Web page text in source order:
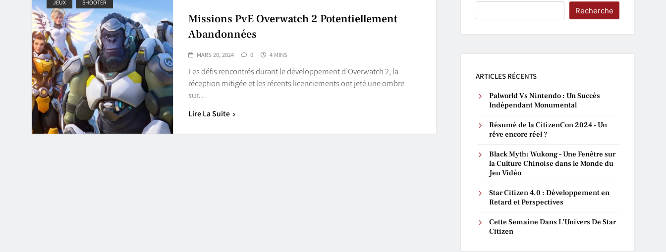
JEUX SHOOTER
Missions PvE Overwatch 2 Potentiellement
Abandonnées
MARS 20, 2024 0 4 MINS
Les défis rencontrés durant le développement d’Overwatch 2, la
réception mitigée et les récents licenciements ont jeté une ombre
sur…
Lire La Suite
Recherche
ARTICLES RÉCENTS
Palworld Vs Nintendo : Un Succès
Indépendant Monumental
Résumé de la CitizenCon 2024 – Un
rêve encore réel ?
Black Myth: Wukong – Une Fenêtre sur
la Culture Chinoise dans le Monde du
Jeu Vidéo
Star Citizen 4.0 : Développement en
Retard et Perspectives
Cette Semaine Dans L’Univers De Star
Citizen